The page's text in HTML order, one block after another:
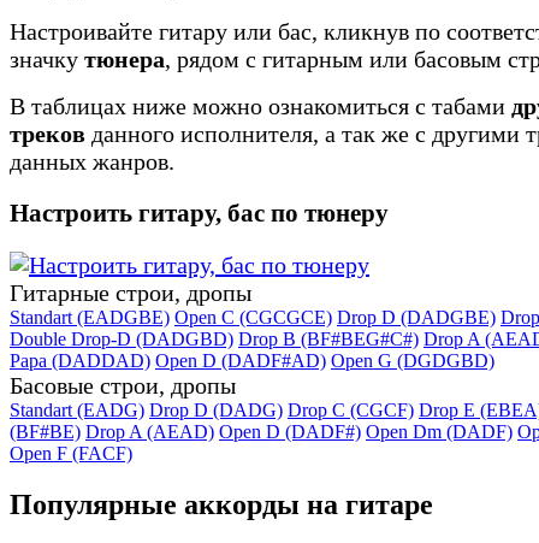
Настроивайте гитару или бас, кликнув по
значку тюнера, рядом с гитарным или басовым
В таблицах ниже можно ознакомиться с табами
треков данного исполнителя, а так же с другими
данных жанров.
Настроить гитару, бас по тюнеру
Гитарные строи, дропы
Standart (EADGBE) Open C (CGCGCE) Drop D (DADGBE)
Double Drop-D (DADGBD) Drop B (BF#BEG#C#) Drop A
Papa (DADDAD) Open D (DADF#AD) Open G (DGDGBD)
Басовые строи, дропы
Standart (EADG) Drop D (DADG) Drop C (CGCF) Drop E
(BF#BE) Drop A (AEAD) Open D (DADF#) Open Dm (DADF)
Open F (FACF)
Популярные аккорды на гитаре